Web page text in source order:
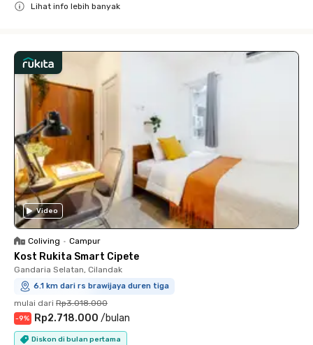
Lihat info lebih banyak
Video
Coliving • Campur
Kost Rukita Smart Cipete
Gandaria Selatan, Cilandak
6.1 km dari rs brawijaya duren tiga
mulai dari Rp3.018.000
-9% Rp2.718.000 /bulan
Diskon di bulan pertama